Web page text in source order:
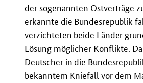
der sogenannten Ostverträge
erkannte die Bundesrepublik
verzichteten beide Länder
Lösung möglicher Konflikte.
Deutscher in die
bekanntem Kniefall vor dem